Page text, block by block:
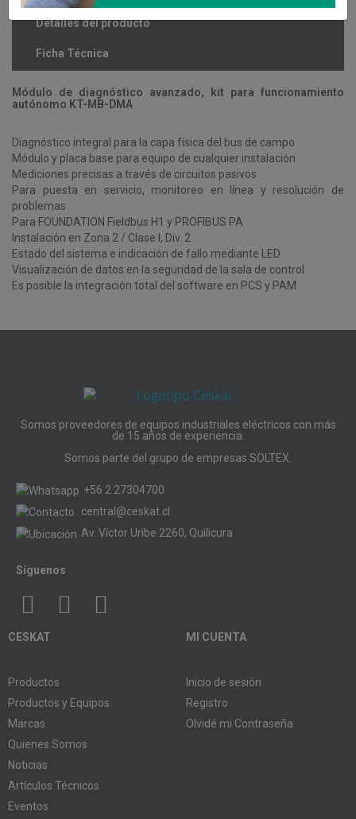
Detalles del producto
Ficha Técnica
Módulo de diagnóstico avanzado, kit para funcionamiento
autónomo KT-MB-DMA
Diagnóstico integral para la capa física del bus de campo
Módulo y placa base para equipo de cualquier instalación
Mediciones precisas a través de circuitos pasivos
Para puesta en servicio, monitoreo en línea y resolución de
problemas
Para FOUNDATION Fieldbus H1 y PROFIBUS PA
Instalación en Zona 2 / Clase I, Div. 2
Estado del sistema e indicación de fallo mediante LED
Visualización de datos en la seguridad de la sala de control
Es posible la integración total del software en PCS y PAM
Somos proveedores de equipos industriales eléctricos con más
de 15 años de experiencia.
Somos parte del grupo de empresas SOLTEX.
+56 2 27304700
central@ceskat.cl
Av. Víctor Uribe 2260, Quilicura
Síguenos
CESKAT
Productos
Productos y Equipos
Marcas
Quienes Somos
Noticias
Artículos Técnicos
Eventos
MI CUENTA
Inicio de sesión
Registro
Olvidé mi Contraseña